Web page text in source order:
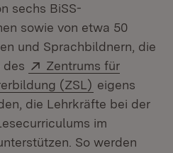
sechs BiSS-
sowie von etwa 50
und Sprachbildnern, die
des
Extern:
Zentrums für
(ZSL) (Öffnet in
eigens
die Lehrkräfte bei der
im
So werden